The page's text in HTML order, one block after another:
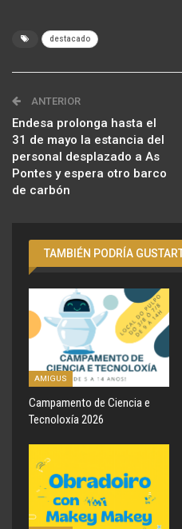
destacado
ANTERIOR
Endesa prolonga hasta el
31 de mayo la estancia del
personal desplazado a As
Pontes y espera otro barco
de carbón
TAMBIÉN PODRÍA
AMIGUS
Campamento de Ciencia e
Tecnoloxía 2026